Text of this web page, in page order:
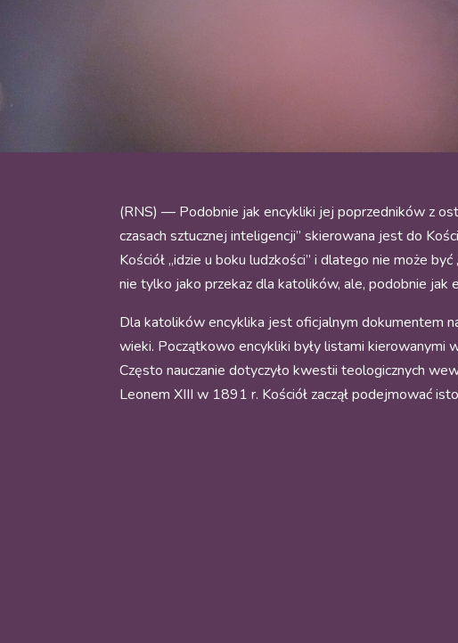
(RNS) — Podobnie jak encykliki jej poprzedników z
czasach sztucznej inteligencji” skierowana jest do
Kościół „idzie u boku ludzkości” i dlatego nie może
nie tylko jako przekaz dla katolików, ale, podobnie
Dla katolików encyklika jest oficjalnym dokumentem
wieki. Początkowo encykliki były listami kierowanymi
Często nauczanie dotyczyło kwestii teologicznych
Leonem XIII w 1891 r. Kościół zaczął podejmować